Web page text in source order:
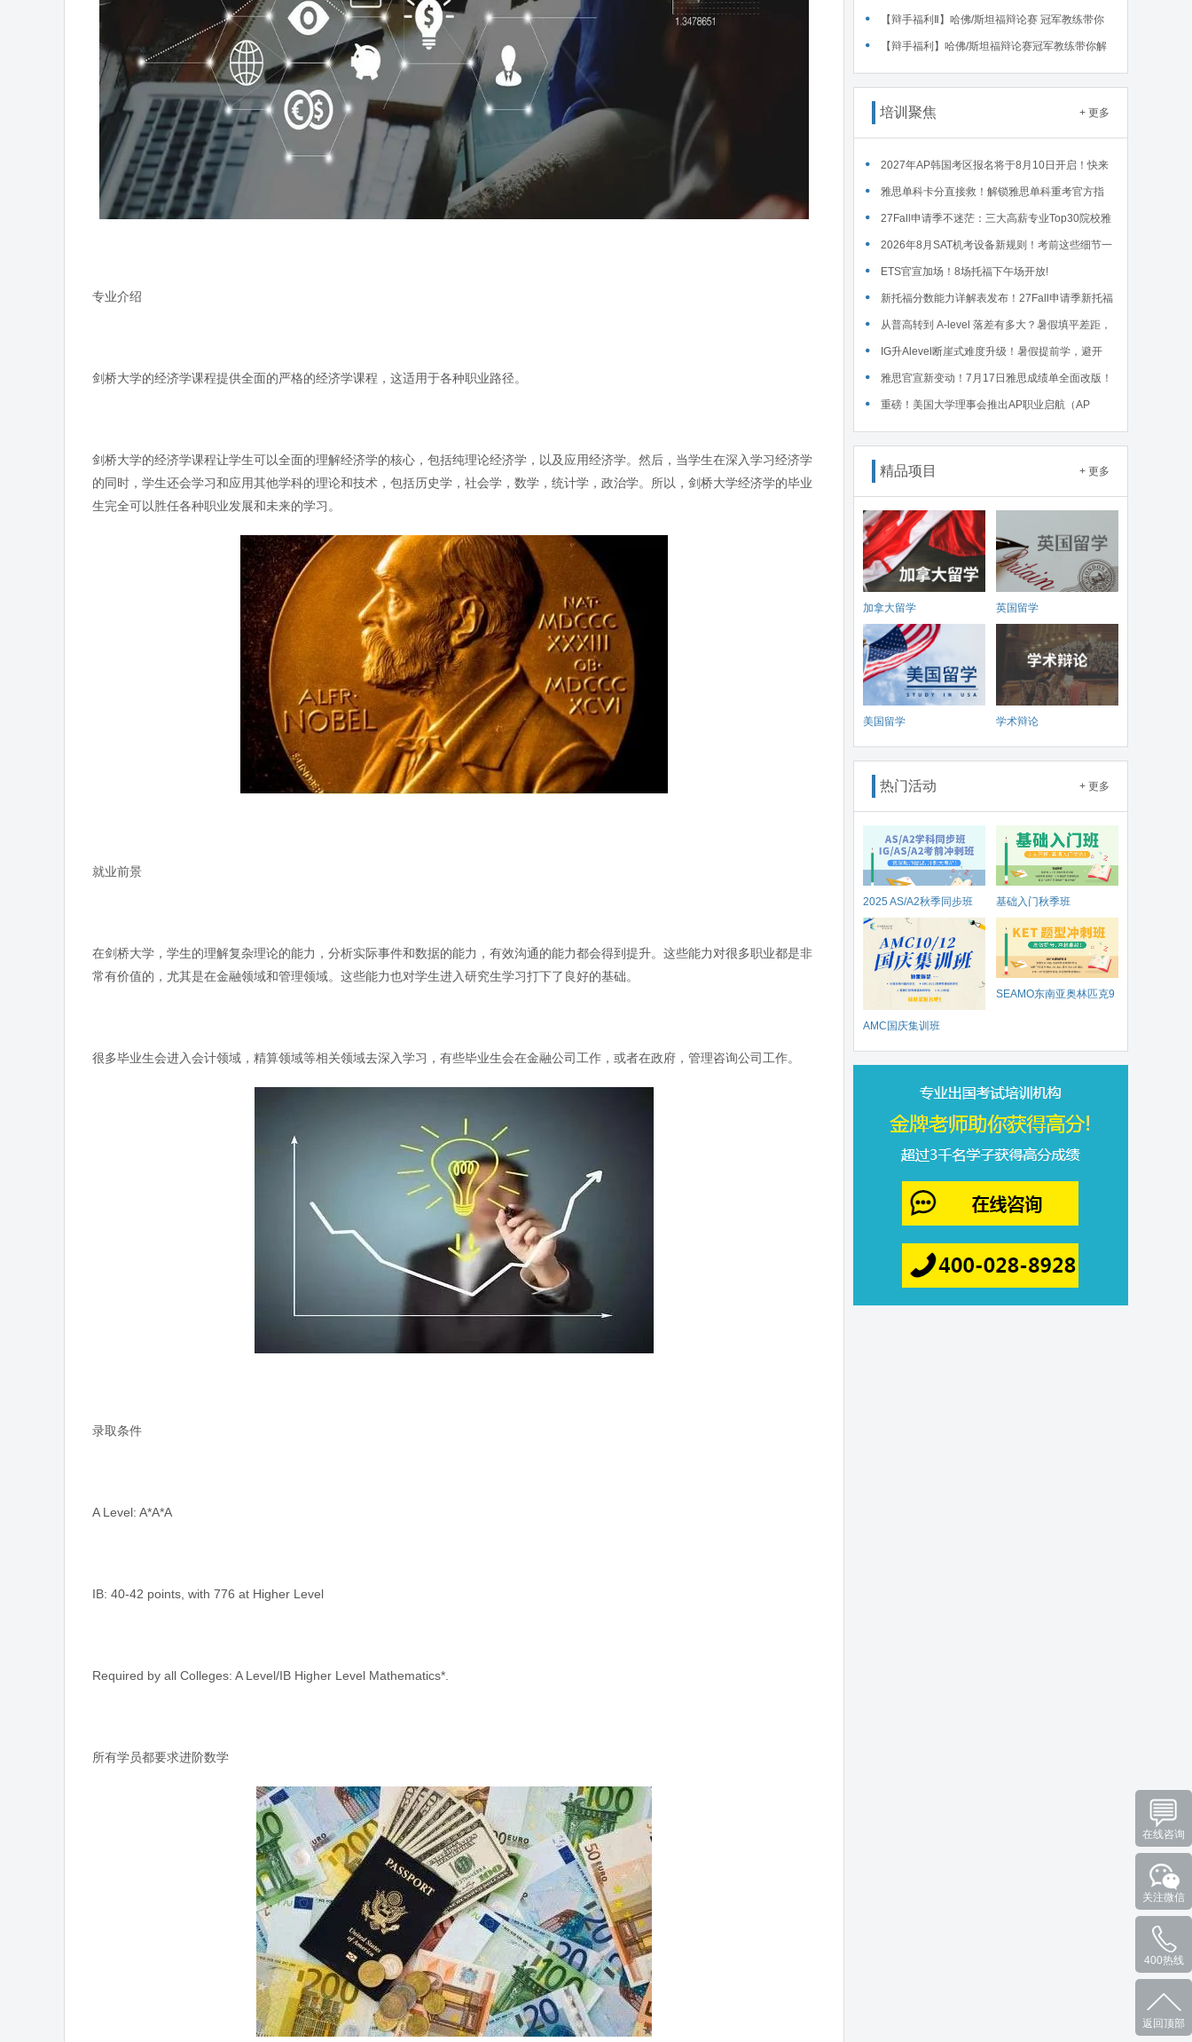
专业介绍
剑桥大学的经济学课程提供全面的严格的经济学课程，这适用于各种职业路径。
剑桥大学的经济学课程让学生可以全面的理解经济学的核心，包括纯理论经济学，以及应用经济学。然后，当学生在深入学习经济学
的同时，学生还会学习和应用其他学科的理论和技术，包括历史学，社会学，数学，统计学，政治学。所以，剑桥大学经济学的毕业
生完全可以胜任各种职业发展和未来的学习。
就业前景
在剑桥大学，学生的理解复杂理论的能力，分析实际事件和数据的能力，有效沟通的能力都会得到提升。这些能力对很多职业都是非
常有价值的，尤其是在金融领域和管理领域。这些能力也对学生进入研究生学习打下了良好的基础。
很多毕业生会进入会计领域，精算领域等相关领域去深入学习，有些毕业生会在金融公司工作，或者在政府，管理咨询公司工作。
录取条件
A Level: A*A*A
IB: 40-42 points, with 776 at Higher Level
Required by all Colleges: A Level/IB Higher Level Mathematics*.
所有学员都要求进阶数学
【辩手福利Ⅱ】哈佛/斯坦福辩论赛 冠军教练带你
解读WSDA全国赛Junior即兴辩论第二轮备稿辩题
【辩手福利】哈佛/斯坦福辩论赛冠军教练带你解
读WSDA全国赛Junior即兴辩论第一轮备稿辩题
培训聚焦 + 更多
2027年AP韩国考区报名将于8月10日开启！快来
码住这份详细报名流程！
雅思单科卡分直接救！解锁雅思单科重考官方指
南！
27Fall申请季不迷茫：三大高薪专业Top30院校雅
思要求汇总！
2026年8月SAT机考设备新规则！考前这些细节一
定要核对～
ETS官宣加场！8场托福下午场开放!
新托福分数能力详解表发布！27Fall申请季新托福
考试院校录取要求汇总！
从普高转到 A-level 落差有多大？暑假填平差距，
首考 A * 不是梦！
IG升Alevel断崖式难度升级！暑假提前学，避开
90%的升学大坑
雅思官宣新变动！7月17日雅思成绩单全面改版！
重磅！美国大学理事会推出AP职业启航（AP
Career Kickstart）新课程！
精品项目 + 更多
加拿大留学 英国留学
美国留学 学术辩论
热门活动 + 更多
2025 AS/A2秋季同步班 基础入门秋季班
AMC国庆集训班
SEAMO东南亚奥林匹克9
在线咨询
关注微信
400热线
返回顶部